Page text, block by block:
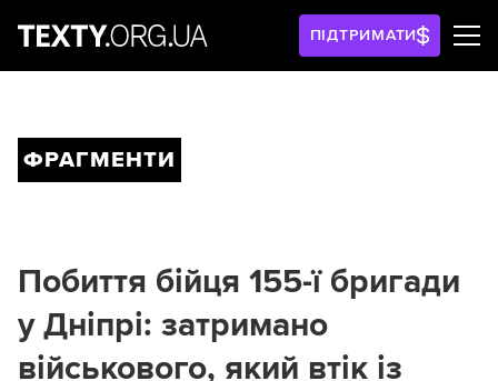
ПІДТРИМАТИ
ФРАГМЕНТИ
Побиття бійця 155-ї бригади
у Дніпрі: затримано
військового, який втік із